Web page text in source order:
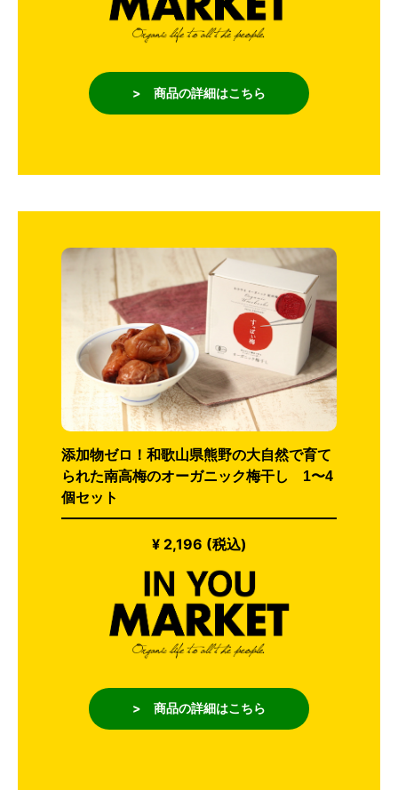
> 商品の詳細はこちら
添加物ゼロ！和歌山県熊野の大自然で育て
られた南高梅のオーガニック梅干し 1〜4
個セット
¥ 2,196 (税込)
> 商品の詳細はこちら